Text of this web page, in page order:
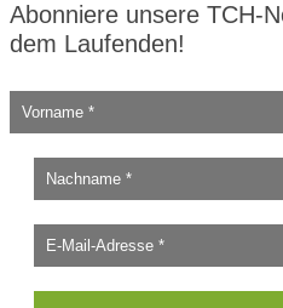
Abonniere unsere TCH-
dem Laufenden!